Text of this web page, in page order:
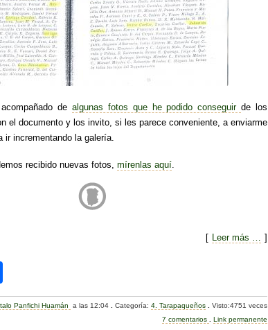
de algunas fotos que he podido conseguirde los
el documento y los invito, si les parece conveniente, a enviarme
ir incrementando la galería.
recibido nuevas fotos, mírenlas aquí
[ Leer más … ]
o
mPanfichi Huamán a las 12:04 .Categoría:4. Tarapaqueños
Visto:4751 veces
7 comentarios
Link permanente